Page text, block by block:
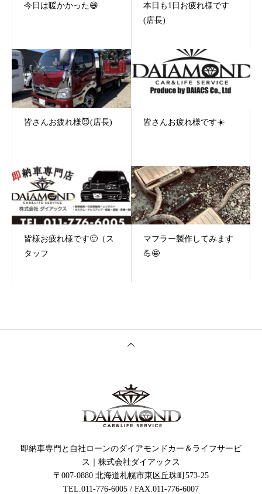
今日は暖かかった😄
本日も1日お疲れ様です
(店長)
皆さんお疲れ様😈(店長) 皆さんお疲れ様です☀️
皆様お疲れ様です🙂（ス
タッフ
マフラー製作してみます
💪🤩
即納車専門と自社ローンのダイアモンドカー＆ライフサービ
ス｜株式会社ダイアックス
〒007-0880 北海道札幌市東区丘珠町573-25
TEL.011-776-6005 / FAX.011-776-6007